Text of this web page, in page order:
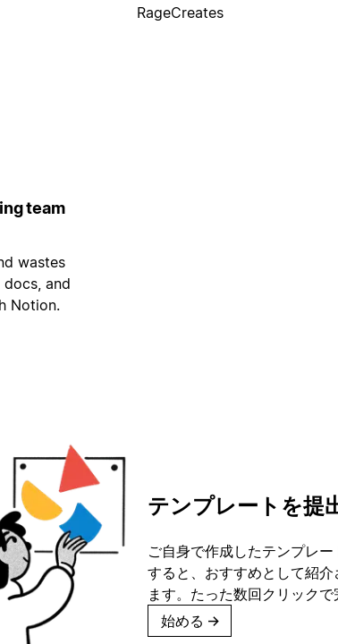
RageCreates
team
wastes
and
Notion.
テンプレートを提
ご自身で作成したテンプレ
すると、おすすめとして紹
ます。たった数回クリックで
始める →